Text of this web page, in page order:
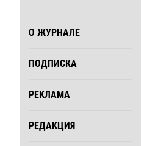
О ЖУРНАЛЕ
ПОДПИСКА
РЕКЛАМА
РЕДАКЦИЯ